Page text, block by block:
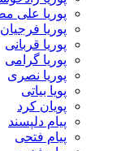
پوریا علی
پوریا فرجیان
پوریا قربانی
پوریا گرامی
پوریا نصری
پویا بیاتی
پویان کرد
پیام دلپسند
پیام فتحی